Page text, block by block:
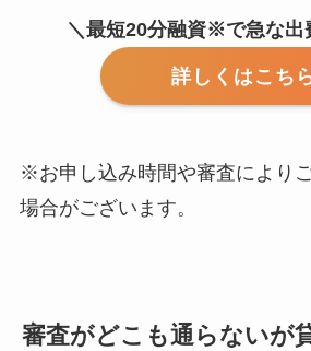
＼最短20分融資※で急な出
詳しくはこち
※お申し込み時間や審査により
場合がございます。
審査がどこも通らないが